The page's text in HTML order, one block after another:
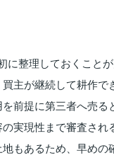
整理しておくことが
主が継続して耕作で
前提に第三者へ売る
実現性まで審査され
もあるため、早めの